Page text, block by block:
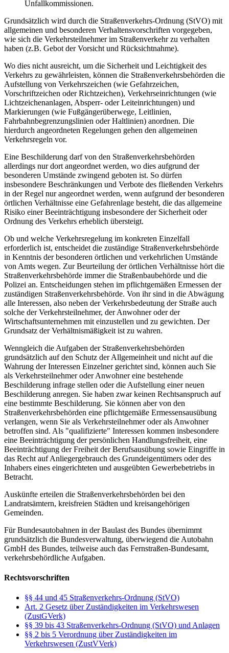
Unfallkommissionen.
Grundsätzlich wird durch die Straßenverkehrs-Ordnung (StVO) mit
allgemeinen und besonderen Verhaltensvorschriften vorgegeben,
wie sich die Verkehrsteilnehmer im Straßenverkehr zu verhalten
haben (z.B. Gebot der Vorsicht und Rücksichtnahme).
Wo dies nicht ausreicht, um die Sicherheit und Leichtigkeit des
Verkehrs zu gewährleisten, können die Straßenverkehrsbehörden die
Aufstellung von Verkehrszeichen (wie Gefahrzeichen,
Vorschriftzeichen oder Richtzeichen), Verkehrseinrichtungen (wie
Lichtzeichenanlagen, Absperr- oder Leiteinrichtungen) und
Markierungen (wie Fußgängerüberwege, Leitlinien,
Fahrbahnbegrenzungslinien oder Haltlinien) anordnen. Die
hierdurch angeordneten Regelungen gehen den allgemeinen
Verkehrsregeln vor.
Eine Beschilderung darf von den Straßenverkehrsbehörden
allerdings nur dort angeordnet werden, wo dies aufgrund der
besonderen Umstände zwingend geboten ist. So dürfen
insbesondere Beschränkungen und Verbote des fließenden Verkehrs
in der Regel nur angeordnet werden, wenn aufgrund der besonderen
örtlichen Verhältnisse eine Gefahrenlage besteht, die das allgemeine
Risiko einer Beeinträchtigung insbesondere der Sicherheit oder
Ordnung des Verkehrs erheblich übersteigt.
Ob und welche Verkehrsregelung im konkreten Einzelfall
erforderlich ist, entscheidet die zuständige Straßenverkehrsbehörde
in Kenntnis der besonderen örtlichen und verkehrlichen Umstände
von Amts wegen. Zur Beurteilung der örtlichen Verhältnisse hört die
Straßenverkehrsbehörde immer die Straßenbaubehörde und die
Polizei an. Entscheidungen stehen im pflichtgemäßen Ermessen der
zuständigen Straßenverkehrsbehörde. Von ihr sind in die Abwägung
alle Interessen, also neben der Verkehrsbedeutung der Straße auch
solche der Verkehrsteilnehmer, der Anwohner oder der
Wirtschaftsunternehmen mit einzustellen und zu gewichten. Der
Grundsatz der Verhältnismäßigkeit ist zu wahren.
Wenngleich die Aufgaben der Straßenverkehrsbehörden
grundsätzlich auf den Schutz der Allgemeinheit und nicht auf die
Wahrung der Interessen Einzelner gerichtet sind, können auch Sie
als Verkehrsteilnehmer oder Anwohner eine bestehende
Beschilderung infrage stellen oder die Aufstellung einer neuen
Beschilderung anregen. Sie haben zwar keinen Rechtsanspruch auf
eine bestimmte Beschilderung. Sie können aber von den
Straßenverkehrsbehörden eine pflichtgemäße Ermessensausübung
verlangen, wenn Sie als Verkehrsteilnehmer oder als Anwohner
betroffen sind. Als "qualifizierte" Interessen kommen insbesondere
eine Beeinträchtigung der persönlichen Handlungsfreiheit, eine
Beeinträchtigung der Freiheit der Berufsausübung sowie Eingriffe in
das Recht auf Anliegergebrauch des Grundeigentümers oder des
Inhabers eines eingerichteten und ausgeübten Gewerbebetriebs in
Betracht.
Auskünfte erteilen die Straßenverkehrsbehörden bei den
Landratsämtern, kreisfreien Städten und kreisangehörigen
Gemeinden.
Für Bundesautobahnen in der Baulast des Bundes übernimmt
grundsätzlich die Bundesverwaltung, überwiegend die Autobahn
GmbH des Bundes, teilweise auch das Fernstraßen-Bundesamt,
verkehrsbehördliche Aufgaben.
Rechtsvorschriften
§§ 44 und 45 Straßenverkehrs-Ordnung (StVO)
Art. 2 Gesetz über Zuständigkeiten im Verkehrswesen
(ZustGVerk)
§§ 39 bis 43 Straßenverkehrs-Ordnung (StVO) und Anlagen
§§ 2 bis 5 Verordnung über Zuständigkeiten im
Verkehrswesen (ZustVVerk)